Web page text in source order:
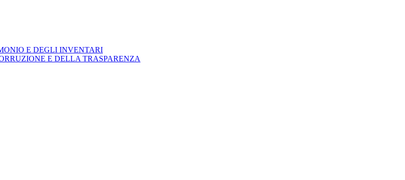
E DEGLI INVENTARI
E DELLA TRASPARENZA